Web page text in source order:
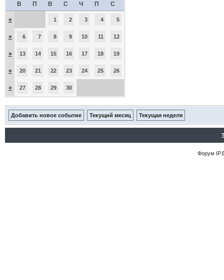
В П В С Ч П С
» 1 2 3 4 5
» 6 7 8 9 10 11 12
» 13 14 15 16 17 18 19
» 20 21 22 23 24 25 26
» 27 28 29 30
Добавить новое событие Текущий месяц Текущая неделя
Форум